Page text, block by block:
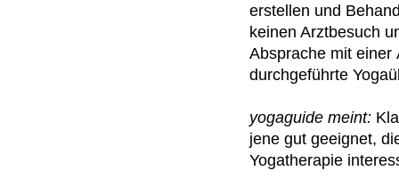
erstellen und
keinen Arztbesuch
Absprache mit
durchgeführte
yogaguide meint:
jene gut geeignet,
Yogatherapie